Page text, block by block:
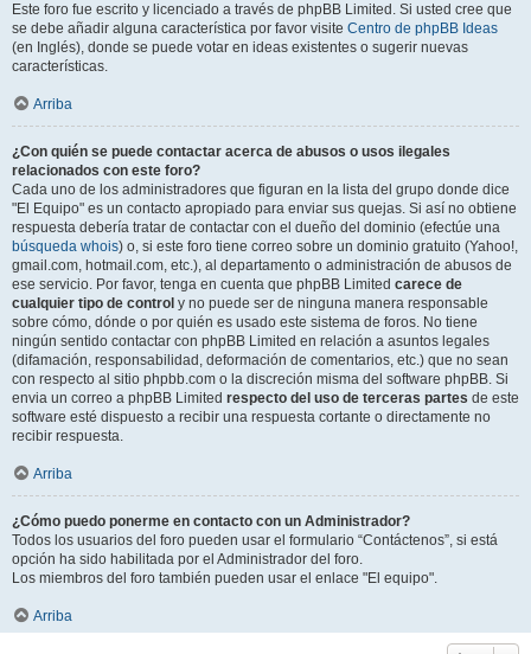
Este foro fue escrito y licenciado a través de phpBB Limited. Si usted cree que
se debe añadir alguna característica por favor visite Centro de phpBB Ideas
(en Inglés), donde se puede votar en ideas existentes o sugerir nuevas
características.
Arriba
¿Con quién se puede contactar acerca de abusos o usos ilegales
relacionados con este foro?
Cada uno de los administradores que figuran en la lista del grupo donde dice
"El Equipo" es un contacto apropiado para enviar sus quejas. Si así no obtiene
respuesta debería tratar de contactar con el dueño del dominio (efectúe una
búsqueda whois) o, si este foro tiene correo sobre un dominio gratuito (Yahoo!,
gmail.com, hotmail.com, etc.), al departamento o administración de abusos de
ese servicio. Por favor, tenga en cuenta que phpBB Limited carece de
cualquier tipo de control y no puede ser de ninguna manera responsable
sobre cómo, dónde o por quién es usado este sistema de foros. No tiene
ningún sentido contactar con phpBB Limited en relación a asuntos legales
(difamación, responsabilidad, deformación de comentarios, etc.) que no sean
con respecto al sitio phpbb.com o la discreción misma del software phpBB. Si
envia un correo a phpBB Limited respecto del uso de terceras partes de este
software esté dispuesto a recibir una respuesta cortante o directamente no
recibir respuesta.
Arriba
¿Cómo puedo ponerme en contacto con un Administrador?
Todos los usuarios del foro pueden usar el formulario “Contáctenos”, si está
opción ha sido habilitada por el Administrador del foro.
Los miembros del foro también pueden usar el enlace "El equipo".
Arriba